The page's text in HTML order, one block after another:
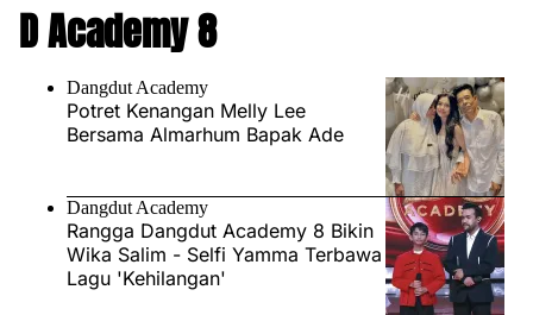
D Academy 8
Dangdut Academy
Potret Kenangan Melly Lee
Bersama Almarhum Bapak Ade
Dangdut Academy
Rangga Dangdut Academy 8 Bikin
Wika Salim - Selfi Yamma Terbawa
Lagu 'Kehilangan'